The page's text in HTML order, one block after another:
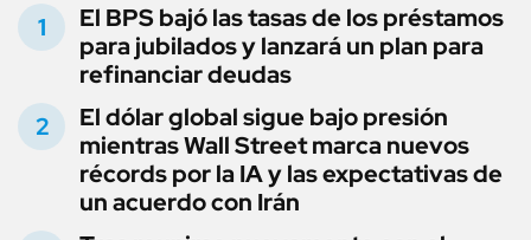
El BPS bajó las tasas de los préstamos
para jubilados y lanzará un plan para
refinanciar deudas
El dólar global sigue bajo presión
mientras Wall Street marca nuevos
récords por la IA y las expectativas de
un acuerdo con Irán